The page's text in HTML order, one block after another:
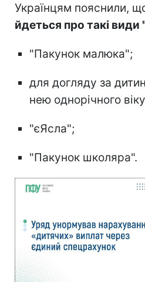
Українцям пояснили,
йдеться про такі
"Пакунок малюка";
для догляду за
нею однорічного
"єЯсла";
"Пакунок школяра".